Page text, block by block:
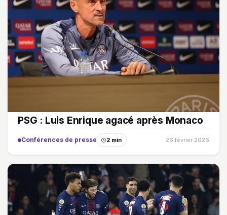
PSG : Luis Enrique agacé après Monaco
Conférences de presse 2 min 26 février 2026